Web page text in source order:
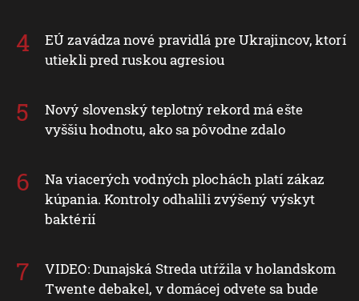
EÚ zavádza nové pravidlá pre Ukrajincov, ktorí
utiekli pred ruskou agresiou
Nový slovenský teplotný rekord má ešte
vyššiu hodnotu, ako sa pôvodne zdalo
Na viacerých vodných plochách platí zákaz
kúpania. Kontroly odhalili zvýšený výskyt
baktérií
VIDEO: Dunajská Streda utŕžila v holandskom
Twente debakel, v domácej odvete sa bude